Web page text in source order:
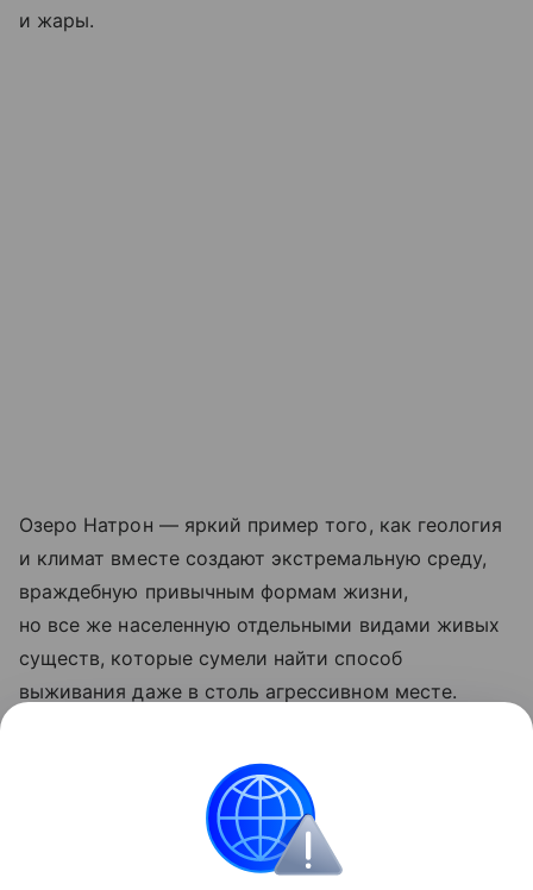
и жары.
Озеро Натрон — яркий пример того, как геология
и климат вместе создают экстремальную среду,
враждебную привычным формам жизни,
но все же населенную отдельными видами живых
существ, которые сумели найти способ
выживания даже в столь агрессивном месте.
Камчатке гибнут животные.